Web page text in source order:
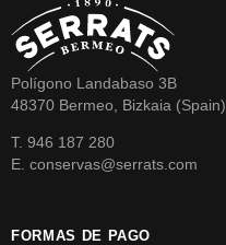
Polígono Landabaso 3B
48370 Bermeo, Bizkaia (Spain)
T. 946 187 280
E. conservas@serrats.com
FORMAS DE PAGO